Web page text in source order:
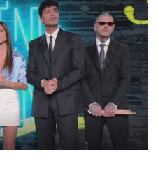
coinvolta in conflitti armati, il
considerarla un fenomeno